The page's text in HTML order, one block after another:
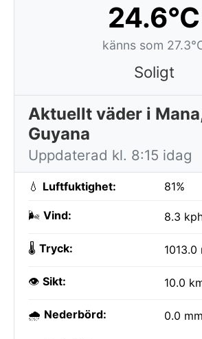
24.6°C
känns som
Soligt
Aktuellt väder i
Guyana
Uppdaterad kl. 8:15 idag
💧 Luftfuktighet: 81%
🌬️ Vind: 8.3
🌡️ Tryck: 1013.0
👁️ Sikt: 10.0
🌧️ Nederbörd: 0.0 mm